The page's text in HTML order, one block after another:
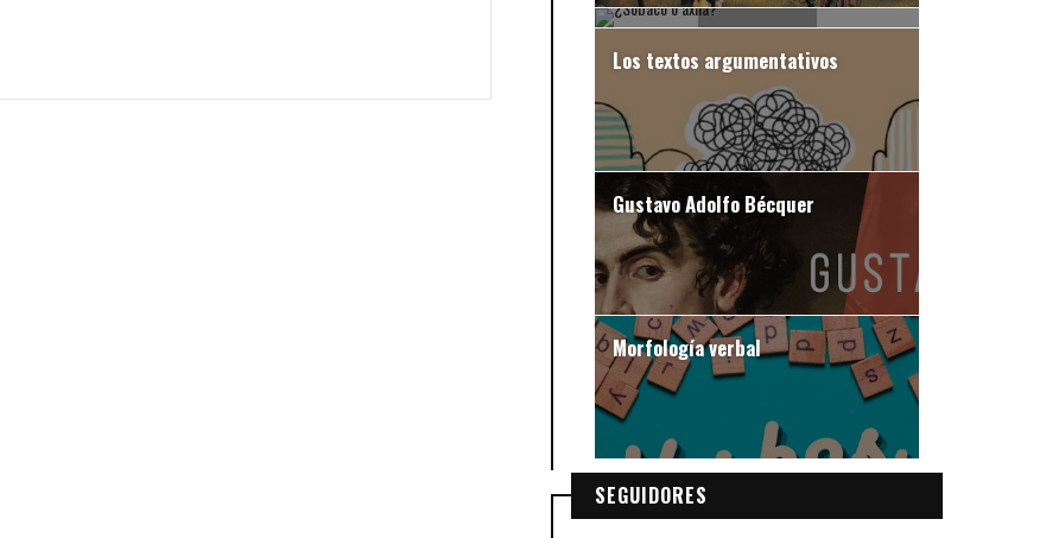
Los textos argumentativos
Gustavo Adolfo Bécquer
Morfología verbal
SEGUIDORES